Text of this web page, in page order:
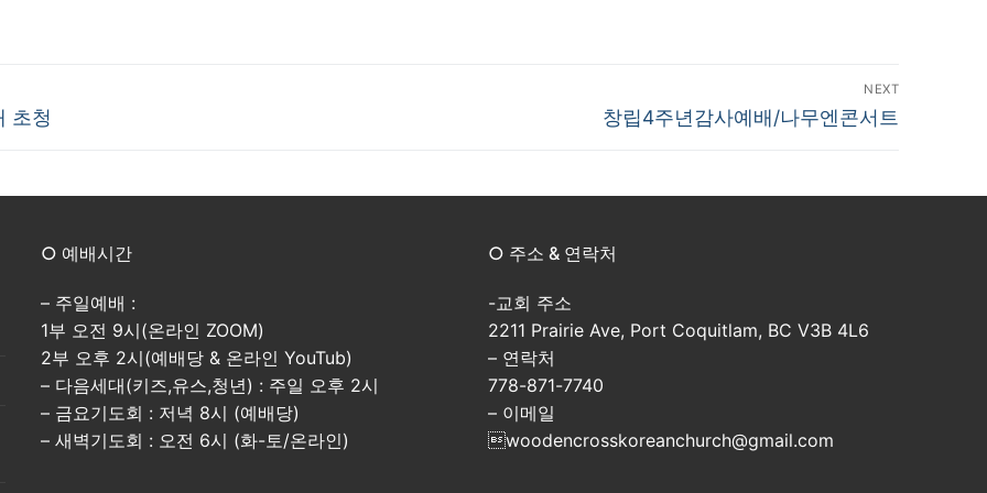
초청
NEXT
Next
창립4주년감사예배/나무엔콘서트
○ 예배시간
– 주일예배 :
1부 오전 9시(온라인 ZOOM)
2부 오후 2시(예배당 & 온라인 YouTub)
– 다음세대(키즈,유스,청년) : 주일 오후 2시
– 금요기도회 : 저녁 8시 (예배당)
– 새벽기도회 : 오전 6시 (화-토/온라인)
○ 주소 & 연락처
-교회 주소
2211 Prairie Ave, Port Coquitlam, BC V3B 4L6
– 연락처
778-871-7740
– 이메일
woodencrosskoreanchurch@gmail.com